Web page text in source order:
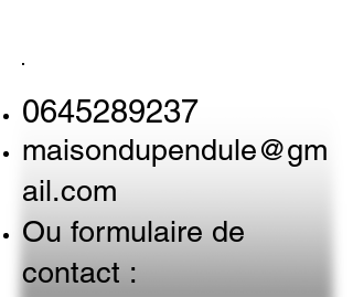
0645289237
maisondupendule@gm
ail.com
Ou formulaire de
contact :